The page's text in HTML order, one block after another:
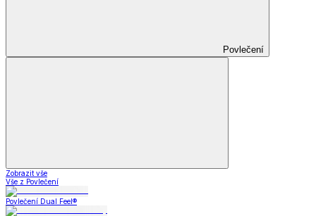
Povlečení
Zobrazit vše
Vše z Povlečení
Povlečení Dual Feel®